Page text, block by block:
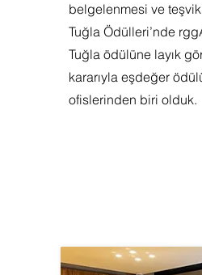
belgelenmesi ve
Tuğla Ödülleri’nde
Tuğla ödülüne layık
kararıyla eşdeğer
ofislerinden biri olduk.